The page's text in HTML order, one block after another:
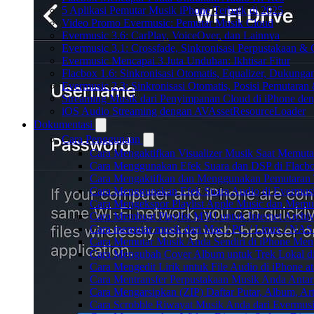
5 Aplikasi Pemutar Musik iPhone Terbaik di 2025
Video Promo Evermusic: Pemutar Musik Cloud
Evermusic 3.6: CarPlay, VoiceOver, dan Lainnya
Evermusic 3.1: Crossfade, Sinkronisasi Perpustakaan &
Evermusic Mencapai 3 Juta Unduhan: Ikhtisar Fitur
Flacbox 1.6: Sinkronisasi Otomatis, Equalizer,
Evermusic 2.3: Sinkronisasi Otomatis, Posisi Pemutaran
Streaming Musik dari Penyimpanan Cloud di iPhone
iOS Audio Streaming dengan AVAssetResourceLoader
Dokumentasi
Cara Penggunaan
Cara Mengaktifkan Visualizer Musik Saat
Cara Menggunakan Efek Suara dan DSP di
Cara Mengaktifkan dan Menggunakan Pemutaran
Cara Menggunakan Efek Suara Audio di
Cara Mengekspor Playlist Apple Music dan
Cara Membuat Playlist M3U untuk Internet
Cara memutar musik dari Mac / PC / Linux /
Cara Memutar Musik Anda Sendiri di iPhone
Cara Mengubah Cover Album untuk Trek Lokal
Cara Mengedit Lirik untuk File Audio di iPhone
Cara Mentransfer Perpustakaan Musik Anda
Cara Mengarsipkan (ZIP) Daftar Putar, Album,
Cara Scrobble Riwayat Musik Anda dari